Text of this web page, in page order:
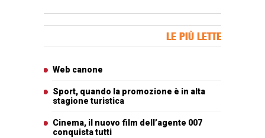
LE PIÙ LETTE
Web canone
Sport, quando la promozione è in alta
stagione turistica
Cinema, il nuovo film dell’agente 007
conquista tutti